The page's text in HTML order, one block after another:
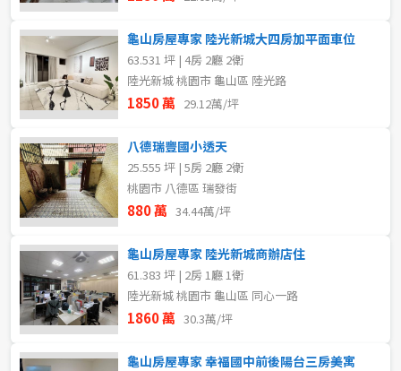
龜山房屋專家 陸光新城大四房加平面車位
63.531 坪 | 4房 2廳 2衛
陸光新城 桃園市 龜山區 陸光路
1850 萬 29.12萬/坪
八德瑞豐國小透天
25.555 坪 | 5房 2廳 2衛
桃園市 八德區 瑞發街
880 萬 34.44萬/坪
龜山房屋專家 陸光新城商辦店住
61.383 坪 | 2房 1廳 1衛
陸光新城 桃園市 龜山區 同心一路
1860 萬 30.3萬/坪
龜山房屋專家 幸福國中前後陽台三房美寓